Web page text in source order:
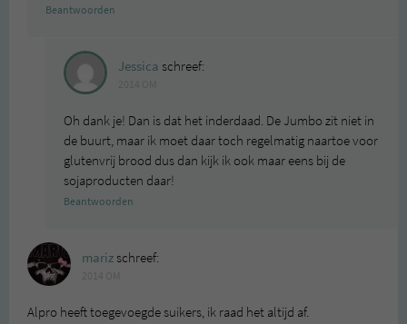
Beantwoorden
Jessica schreef:
Oh dank je! Dan is dat het inderdaad. De Jumbo zit niet in
de buurt, maar ik moet daar toch regelmatig naartoe voor
glutenvrij brood dus dan kijk ik ook maar eens bij de
sojaproducten daar!
Beantwoorden
marizschreef:
Alpro heeft toegevoegde suikers, ik raad het altijd af.